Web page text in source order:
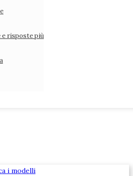
e risposte più
i versamenti
e risposte più frequenti)
i modelli